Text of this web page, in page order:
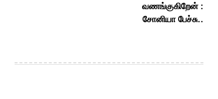
வணங்குகிறேன் :
சோனியா பேச்சு..